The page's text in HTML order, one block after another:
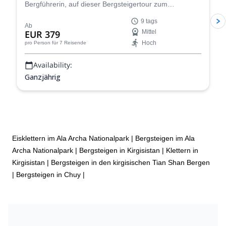
Bergführerin, auf dieser Bergsteigertour zum
Nationalpark. Kommen Sie und besteigen Sie Gipfel
wie die Korona (4860 m), Uchitel (4560 m) und Boks
(4211)!
Ab
EUR 379
pro Person für 7 Reisende
9 tags
Mittel
Hoch
Availability:
Ganzjährig
Eisklettern im Ala Archa Nationalpark | Bergsteigen im Ala
Archa Nationalpark | Bergsteigen in Kirgisistan | Klettern in
Kirgisistan | Bergsteigen in den kirgisischen Tian Shan Bergen
| Bergsteigen in Chuy |